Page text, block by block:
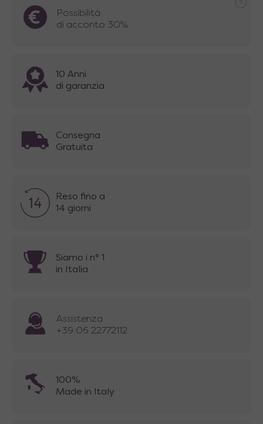
Possibilità
di acconto 30%
10 Anni
di garanzia
Consegna
Gratuita
Reso fino a
14 giorni
Siamo i n° 1
in Italia
Assistenza
+39 06 22772112
100%
Made in Italy